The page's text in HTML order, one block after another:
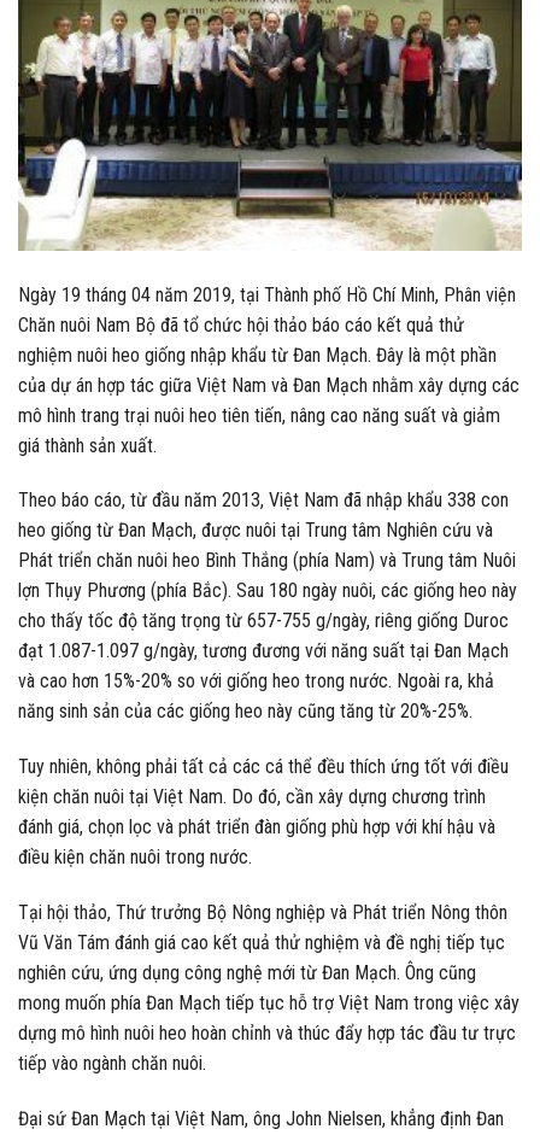
Ngày 19 tháng 04 năm 2019, tại Thành phố Hồ Chí Minh, Phân viện
Chăn nuôi Nam Bộ đã tổ chức hội thảo báo cáo kết quả thử
nghiệm nuôi heo giống nhập khẩu từ Đan Mạch. Đây là một phần
của dự án hợp tác giữa Việt Nam và Đan Mạch nhằm xây dựng các
mô hình trang trại nuôi heo tiên tiến, nâng cao năng suất và giảm
giá thành sản xuất.
Theo báo cáo, từ đầu năm 2013, Việt Nam đã nhập khẩu 338 con
heo giống từ Đan Mạch, được nuôi tại Trung tâm Nghiên cứu và
Phát triển chăn nuôi heo Bình Thắng (phía Nam) và Trung tâm Nuôi
lợn Thụy Phương (phía Bắc). Sau 180 ngày nuôi, các giống heo này
cho thấy tốc độ tăng trọng từ 657-755 g/ngày, riêng giống Duroc
đạt 1.087-1.097 g/ngày, tương đương với năng suất tại Đan Mạch
và cao hơn 15%-20% so với giống heo trong nước. Ngoài ra, khả
năng sinh sản của các giống heo này cũng tăng từ 20%-25%.
Tuy nhiên, không phải tất cả các cá thể đều thích ứng tốt với điều
kiện chăn nuôi tại Việt Nam. Do đó, cần xây dựng chương trình
đánh giá, chọn lọc và phát triển đàn giống phù hợp với khí hậu và
điều kiện chăn nuôi trong nước.
Tại hội thảo, Thứ trưởng Bộ Nông nghiệp và Phát triển Nông thôn
Vũ Văn Tám đánh giá cao kết quả thử nghiệm và đề nghị tiếp tục
nghiên cứu, ứng dụng công nghệ mới từ Đan Mạch. Ông cũng
mong muốn phía Đan Mạch tiếp tục hỗ trợ Việt Nam trong việc xây
dựng mô hình nuôi heo hoàn chỉnh và thúc đẩy hợp tác đầu tư trực
tiếp vào ngành chăn nuôi.
Đại sứ Đan Mạch tại Việt Nam, ông John Nielsen, khẳng định Đan